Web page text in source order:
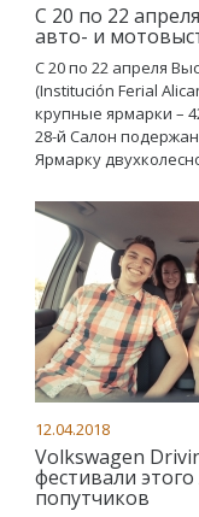
С 20 по 22
авто- и
С 20 по 22 апреля
(Institución Ferial
крупные ярмарки –
28-й Салон
Ярмарку
12.04.2018
Volkswagen
фестивали
попутчиков